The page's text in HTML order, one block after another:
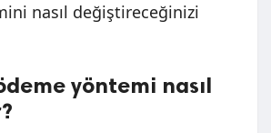
nasıl değiştireceğinizi
yöntemi nasıl